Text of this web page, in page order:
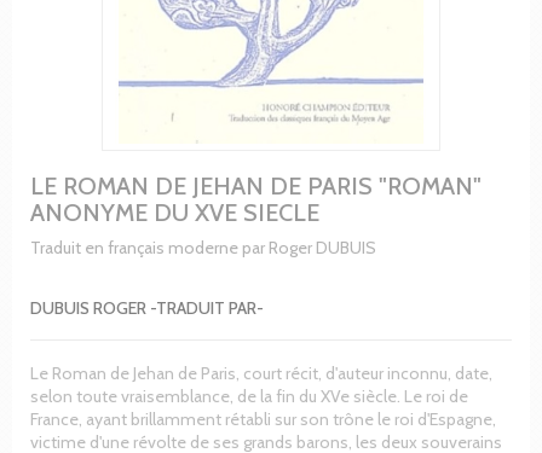
LE ROMAN DE JEHAN DE PARIS "ROMAN"
ANONYME DU XVE SIECLE
Traduit en français moderne par Roger DUBUIS
DUBUIS ROGER -TRADUIT PAR-
Le Roman de Jehan de Paris, court récit, d'auteur inconnu, date,
selon toute vraisemblance, de la fin du XVe siècle. Le roi de
France, ayant brillamment rétabli sur son trône le roi d'Espagne,
victime d'une révolte de ses grands barons, les deux souverains